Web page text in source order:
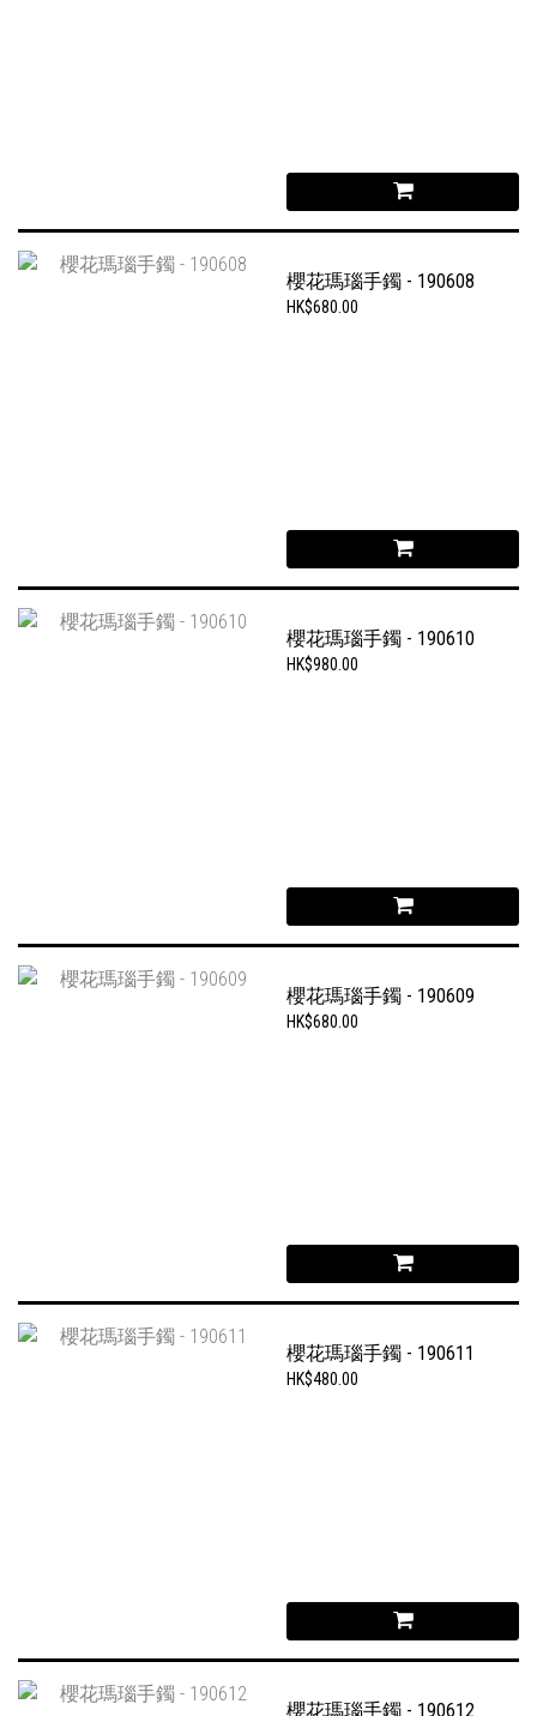
櫻花瑪瑙手鐲 - 190608
HK$680.00
櫻花瑪瑙手鐲 - 190610
HK$980.00
櫻花瑪瑙手鐲 - 190609
HK$680.00
櫻花瑪瑙手鐲 - 190611
HK$480.00
櫻花瑪瑙手鐲 - 190612